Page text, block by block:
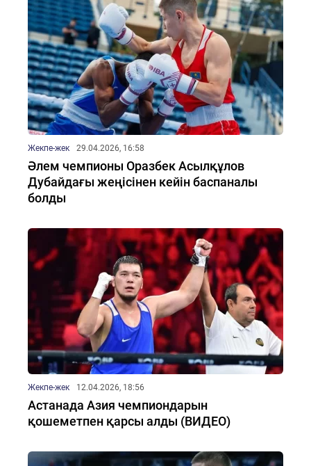
Жекпе-жек 29.04.2026, 16:58
Әлем чемпионы Оразбек Асылқұлов
Дубайдағы жеңісінен кейін баспаналы
болды
Жекпе-жек 12.04.2026, 18:56
Астанада Азия чемпиондарын
қошеметпен қарсы алды (ВИДЕО)